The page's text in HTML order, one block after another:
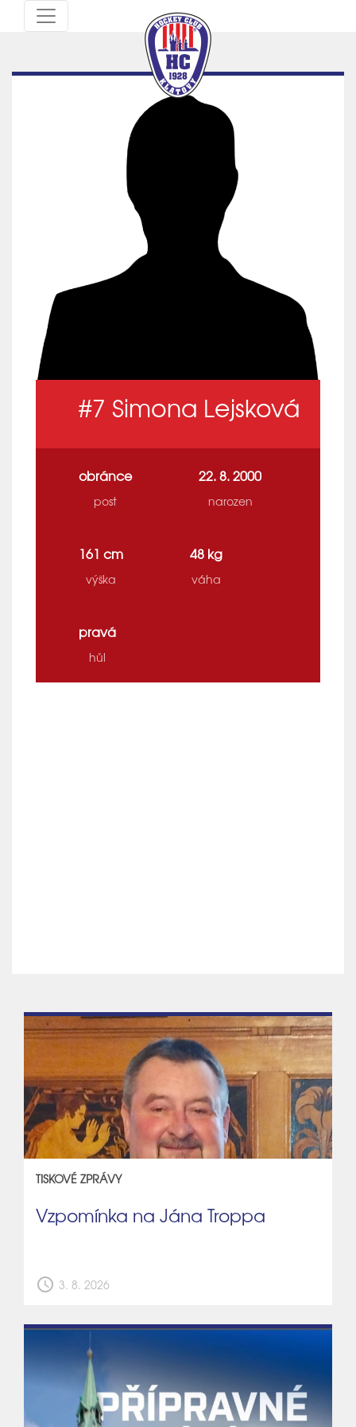
#7 Simona Lejsková
obránce
post
22. 8. 2000
narozen
161 cm
výška
48 kg
váha
pravá
hůl
TISKOVÉ ZPRÁVY
Vzpomínka na Jána Troppa
schedule 3. 8. 2026